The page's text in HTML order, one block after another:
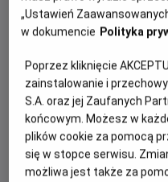
Bełchatów-
Helios
Białystok-
Helios Biała
Białystok-
Helios
Bielsko-Biała-
Helios
Bydgoszcz-
Helios
Dąbrowa Górnicza -
Gdańsk-
Helios Forum
Gdańsk-
Helios
„Ustawień
w dokumencie Polityka
Poprzez kliknięcie
zainstalowanie i
S.A. oraz jej Zaufanych
końcowym. Możesz w
plików cookie za pomocą
się w stopce serwisu.
możliwa jest także za